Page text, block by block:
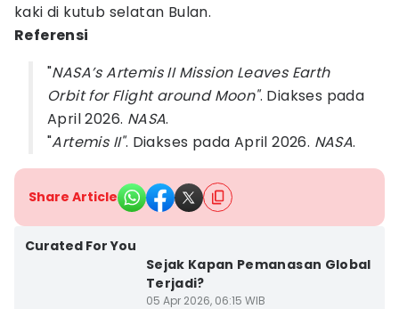
kaki di kutub selatan Bulan.
Referensi
"NASA’s Artemis II Mission Leaves Earth
Orbit for Flight around Moon". Diakses pada
April 2026. NASA.
"Artemis II". Diakses pada April 2026. NASA.
Share Article
Curated For You
Sejak Kapan Pemanasan Global
Terjadi?
05 Apr 2026, 06:15 WIB